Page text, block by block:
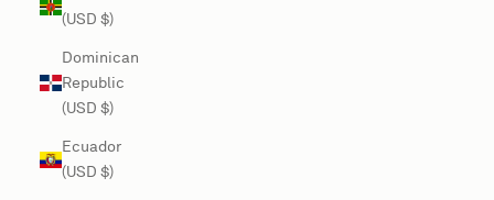
(USD $)
Dominican
Republic
(USD $)
Ecuador
(USD $)